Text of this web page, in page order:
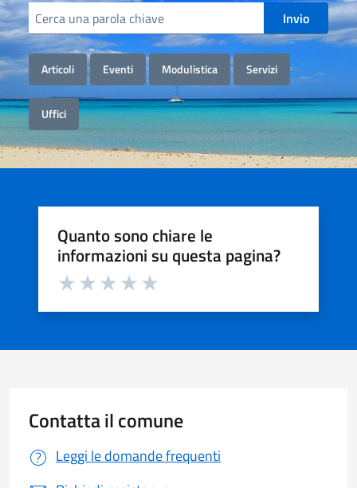
Cerca informazioni, servizi, persone Invio
Articoli Eventi Modulistica Servizi
Uffici
Quanto sono chiare le
informazioni su questa pagina?
Valuta da 1 a 5 stelle la pagina
Contatta il comune
Leggi le domande frequenti